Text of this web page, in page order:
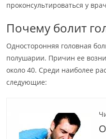
проконсультироваться у
Почему болит
Односторонняя головная
полушарии. Причин ее
около 40. Среди наиболее
следующие: